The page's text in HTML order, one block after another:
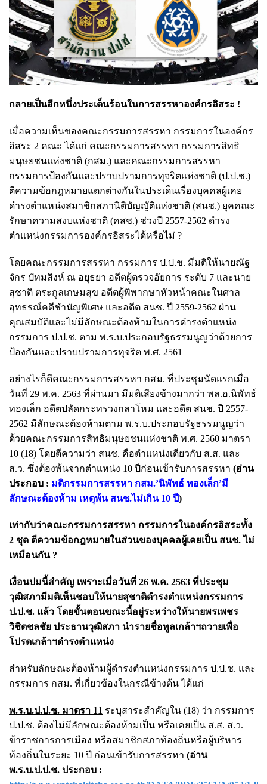
กลายเป็นอีกหนึ่งประเด็นร้อนในการสรรหาองค์กรอิสระ !
เมื่อความเห็นของคณะกรรมการสรรหา กรรมการในองค์กร
อิสระ 2 คณะ ได้แก่ คณะกรรมการสรรหา กรรมการสิทธิ
มนุษยชนแห่งชาติ (กสม.) และคณะกรรมการสรรหา
กรรมการป้องกันและปราบปรามการทุจริตแห่งชาติ (ป.ป.ช.)
ตีความข้อกฎหมายแตกต่างกันในประเด็นเรื่องบุคคลผู้เคย
ดำรงตำแหน่งสมาชิกสภานิติบัญญัติแห่งชาติ (สนช.) ยุคคณะ
รักษาความสงบแห่งชาติ (คสช.) ช่วงปี 2557-2562 ดำรง
ตำแหน่งกรรมการองค์กรอิสระได้หรือไม่ ?
โดยคณะกรรมการสรรหา กรรมการ ป.ป.ช. มีมติให้นายณัฐ
จักร ปัทมสิงห์ ณ อยุธยา อดีตผู้ตรวจอัยการ ระดับ 7 และนาย
สุชาติ ตระกูลเกษมสุข อดีตผู้พิพากษาหัวหน้าคณะในศาล
อุทธรณ์คดีชำนัญพิเศษ และอดีต สนช. ปี 2559-2562 ผ่าน
คุณสมบัติและไม่มีลักษณะต้องห้ามในการดำรงตำแหน่ง
กรรมการ ป.ป.ช. ตาม พ.ร.บ.ประกอบรัฐธรรมนูญว่าด้วยการ
ป้องกันและปราบปรามการทุจริต พ.ศ. 2561
อย่างไรก็ดีคณะกรรมการสรรหา กสม. ที่ประชุมนัดแรกเมื่อ
วันที่ 29 พ.ค. 2563 ที่ผ่านมา มีมติเสียงข้างมากว่า พล.อ.นิพัทธ์
ทองเล็ก อดีตปลัดกระทรวงกลาโหม และอดีต สนช. ปี 2557-
2562 มีลักษณะต้องห้ามตาม พ.ร.บ.ประกอบรัฐธรรมนูญว่า
ด้วยคณะกรรมการสิทธิมนุษยชนแห่งชาติ พ.ศ. 2560 มาตรา
10 (18) โดยตีความว่า สนช. คือตำแหน่งเดียวกับ ส.ส. และ
ส.ว. ซึ่งต้องพ้นจากตำแหน่ง 10 ปีก่อนเข้ารับการสรรหา (อ่าน
ประกอบ : มติกรรมการสรรหา กสม.’นิพัทธ์ ทองเล็ก’มี
ลักษณะต้องห้าม เหตุพ้น สนช.ไม่เกิน 10 ปี)
เท่ากับว่าคณะกรรมการสรรหา กรรมการในองค์กรอิสระทั้ง
2 ชุด ตีความข้อกฎหมายในส่วนของบุคคลผู้เคยเป็น สนช. ไม่
เหมือนกัน ?
เงื่อนปมนี้สำคัญ เพราะเมื่อวันที่ 26 พ.ค. 2563 ที่ประชุม
วุฒิสภามีมติเห็นชอบให้นายสุชาติดำรงตำแหน่งกรรมการ
ป.ป.ช. แล้ว โดยขั้นตอนขณะนี้อยู่ระหว่างให้นายพรเพชร
วิชิตชลชัย ประธานวุฒิสภา นำรายชื่อทูลเกล้าฯถวายเพื่อ
โปรดเกล้าฯดำรงตำแหน่ง
สำหรับลักษณะต้องห้ามผู้ดำรงตำแหน่งกรรมการ ป.ป.ช. และ
กรรมการ กสม. ที่เกี่ยวข้องในกรณีข้างต้น ได้แก่
พ.ร.บ.ป.ป.ช. มาตรา 11 ระบุสาระสำคัญใน (18) ว่า กรรมการ
ป.ป.ช. ต้องไม่มีลักษณะต้องห้ามเป็น หรือเคยเป็น ส.ส. ส.ว.
ข้าราชการการเมือง หรือสมาชิกสภาท้องถิ่นหรือผู้บริหาร
ท้องถิ่นในระยะ 10 ปี ก่อนเข้ารับการสรรหา (อ่าน
พ.ร.บ.ป.ป.ช. ประกอบ :